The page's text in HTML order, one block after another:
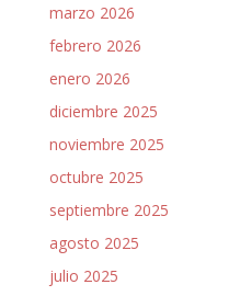
marzo 2026
febrero 2026
enero 2026
diciembre 2025
noviembre 2025
octubre 2025
septiembre 2025
agosto 2025
julio 2025